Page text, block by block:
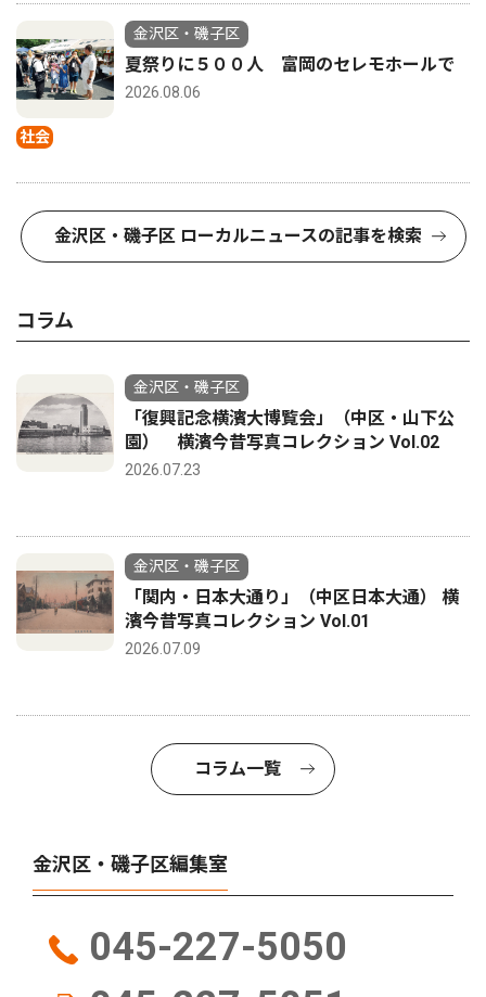
社会
金沢区・磯子区
夏祭りに５００人 富岡のセレモホールで
2026.08.06
金沢区・磯子区 ローカルニュースの記事を検索
コラム
金沢区・磯子区
「復興記念横濱大博覧会」（中区・山下公
園） 横濱今昔写真コレクション Vol.02
2026.07.23
金沢区・磯子区
「関内・日本大通り」（中区日本大通） 横
濱今昔写真コレクション Vol.01
2026.07.09
コラム一覧
金沢区・磯子区編集室
045-227-5050